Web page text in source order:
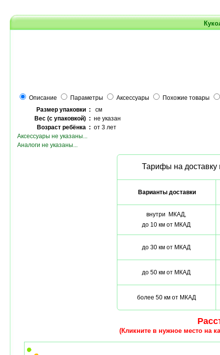
Описание Параметры Аксессуары
Похожие товары
Размер упаковки : см
Вес (с упаковкой) : не указан
Возраст ребёнка : от 3 лет
Аксессуары не указаны...
Аналоги не указаны...
Тарифы на доставку
Варианты доставки
внутри МКАД,
до 10 км от МКАД
до 30 км от МКАД
до 50 км от МКАД
более 50 км от МКАД
(Кликните в нужное место на